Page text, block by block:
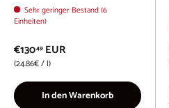
Sehr geringer Bestand (6
Einheiten)
€13049 EUR
Grundpreis
24.86€/l
In den Warenkorb